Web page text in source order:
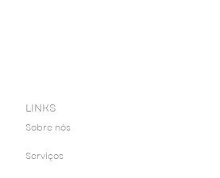
LINKS
Sobre nós
Serviços